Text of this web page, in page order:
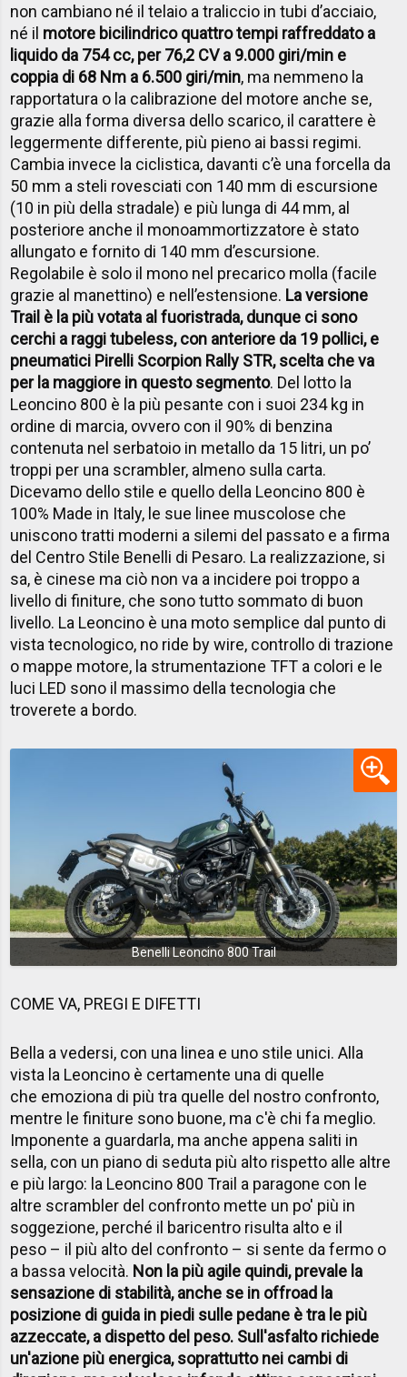
non cambiano né il telaio a traliccio in tubi d’acciaio,
né il motore bicilindrico quattro tempi raffreddato a
liquido da 754 cc, per 76,2 CV a 9.000 giri/min e
coppia di 68 Nm a 6.500 giri/min, ma nemmeno la
rapportatura o la calibrazione del motore anche se,
grazie alla forma diversa dello scarico, il carattere è
leggermente differente, più pieno ai bassi regimi.
Cambia invece la ciclistica, davanti c’è una forcella da
50 mm a steli rovesciati con 140 mm di escursione
(10 in più della stradale) e più lunga di 44 mm, al
posteriore anche il monoammortizzatore è stato
allungato e fornito di 140 mm d’escursione.
Regolabile è solo il mono nel precarico molla (facile
grazie al manettino) e nell’estensione. La versione
Trail è la più votata al fuoristrada, dunque ci sono
cerchi a raggi tubeless, con anteriore da 19 pollici, e
pneumatici Pirelli Scorpion Rally STR, scelta che va
per la maggiore in questo segmento. Del lotto la
Leoncino 800 è la più pesante con i suoi 234 kg in
ordine di marcia, ovvero con il 90% di benzina
contenuta nel serbatoio in metallo da 15 litri, un po’
troppi per una scrambler, almeno sulla carta.
Dicevamo dello stile e quello della Leoncino 800 è
100% Made in Italy, le sue linee muscolose che
uniscono tratti moderni a silemi del passato e a firma
del Centro Stile Benelli di Pesaro. La realizzazione, si
sa, è cinese ma ciò non va a incidere poi troppo a
livello di finiture, che sono tutto sommato di buon
livello. La Leoncino è una moto semplice dal punto di
vista tecnologico, no ride by wire, controllo di trazione
o mappe motore, la strumentazione TFT a colori e le
luci LED sono il massimo della tecnologia che
troverete a bordo.
Benelli Leoncino 800 Trail
COME VA, PREGI E DIFETTI
Bella a vedersi, con una linea e uno stile unici. Alla
vista la Leoncino è certamente una di quelle
che emoziona di più tra quelle del nostro confronto,
mentre le finiture sono buone, ma c'è chi fa meglio.
Imponente a guardarla, ma anche appena saliti in
sella, con un piano di seduta più alto rispetto alle altre
e più largo: la Leoncino 800 Trail a paragone con le
altre scrambler del confronto mette un po' più in
soggezione, perché il baricentro risulta alto e il
peso – il più alto del confronto – si sente da fermo o
a bassa velocità. Non la più agile quindi, prevale la
sensazione di stabilità, anche se in offroad la
posizione di guida in piedi sulle pedane è tra le più
azzeccate, a dispetto del peso. Sull'asfalto richiede
un'azione più energica, soprattutto nei cambi di